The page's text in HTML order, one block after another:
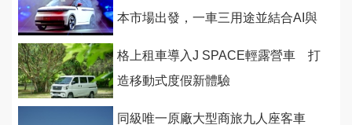
本市場出發，一車三用途並結合AI與
格上租車導入J SPACE輕露營車 打
造移動式度假新體驗
同級唯一原廠大型商旅九人座客車